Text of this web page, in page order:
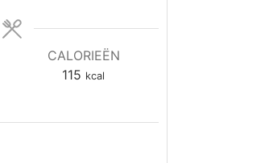
CALORIEËN
115 kcal